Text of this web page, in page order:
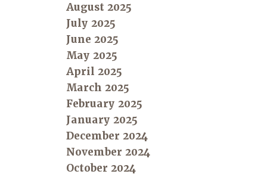
August 2025
July 2025
June 2025
May 2025
April 2025
March 2025
February 2025
January 2025
December 2024
November 2024
October 2024